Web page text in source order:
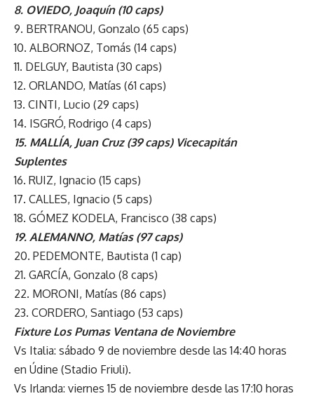
8. OVIEDO, Joaquín (10 caps)
9. BERTRANOU, Gonzalo (65 caps)
10. ALBORNOZ, Tomás (14 caps)
11. DELGUY, Bautista (30 caps)
12. ORLANDO, Matías (61 caps)
13. CINTI, Lucio (29 caps)
14. ISGRÓ, Rodrigo (4 caps)
15. MALLÍA, Juan Cruz (39 caps) Vicecapitán
Suplentes
16. RUIZ, Ignacio (15 caps)
17. CALLES, Ignacio (5 caps)
18. GÓMEZ KODELA, Francisco (38 caps)
19. ALEMANNO, Matías (97 caps)
20. PEDEMONTE, Bautista (1 cap)
21. GARCÍA, Gonzalo (8 caps)
22. MORONI, Matías (86 caps)
23. CORDERO, Santiago (53 caps)
Fixture Los Pumas Ventana de Noviembre
Vs Italia: sábado 9 de noviembre desde las 14:40 horas
en Údine (Stadio Friuli).
Vs Irlanda: viernes 15 de noviembre desde las 17:10 horas